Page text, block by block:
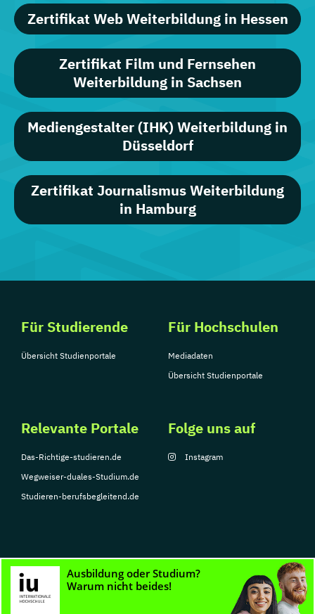
Zertifikat Web Weiterbildung in Hessen
Zertifikat Film und Fernsehen
Weiterbildung in Sachsen
Mediengestalter (IHK) Weiterbildung in
Düsseldorf
Zertifikat Journalismus Weiterbildung
in Hamburg
Für Studierende
Übersicht Studienportale
Für Hochschulen
Mediadaten
Übersicht Studienportale
Relevante Portale
Das-Richtige-studieren.de
Wegweiser-duales-Studium.de
Studieren-berufsbegleitend.de
Folge uns auf
Instagram
© Copyright 2026, TarGroup Media GmbH
Nutzungsbedingungen